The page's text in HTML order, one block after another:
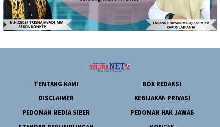
TENTANG KAMI
BOX REDAKSI
DISCLAIMER
KEBIJAKAN PRIVASI
PEDOMAN MEDIA SIBER
PEDOMAN HAK JAWAB